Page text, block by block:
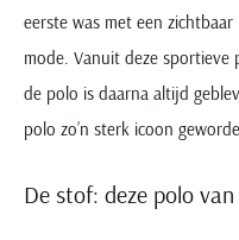
eerste was met een
mode. Vanuit deze sportieve
de polo is daarna altijd
polo zo’n sterk icoon
De stof: deze polo